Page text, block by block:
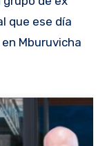
que ese día
Mburuvicha